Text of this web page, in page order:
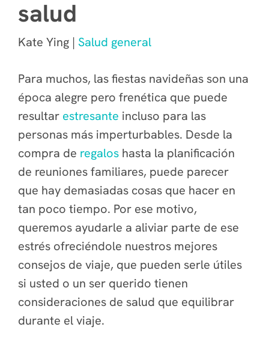
salud
Kate Ying | Salud general
Para muchos, las fiestas navideñas son una
época alegre pero frenética que puede
resultar estresante incluso para las
personas más imperturbables. Desde la
compra de regalos hasta la planificación
de reuniones familiares, puede parecer
que hay demasiadas cosas que hacer en
tan poco tiempo. Por ese motivo,
queremos ayudarle a aliviar parte de ese
estrés ofreciéndole nuestros mejores
consejos de viaje, que pueden serle útiles
si usted o un ser querido tienen
consideraciones de salud que equilibrar
durante el viaje.